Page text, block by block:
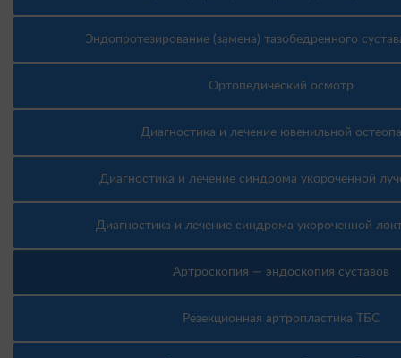
Эндопротезирование (замена) тазобедренного
Ортопедический осмотр
Диагностика и лечение ювенильной
Диагностика и лечение синдрома укороченной
Диагностика и лечение синдрома укороченной
Артроскопия — эндоскопия суставов
Резекционная артропластика ТБС